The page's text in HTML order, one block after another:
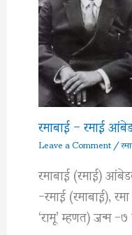
रमाबाई – रमाई
Leave a Comment/
रमाबाई (रमाई)
-रमाई (रमाबाई),
‘रामू’ म्हणत) जन्म